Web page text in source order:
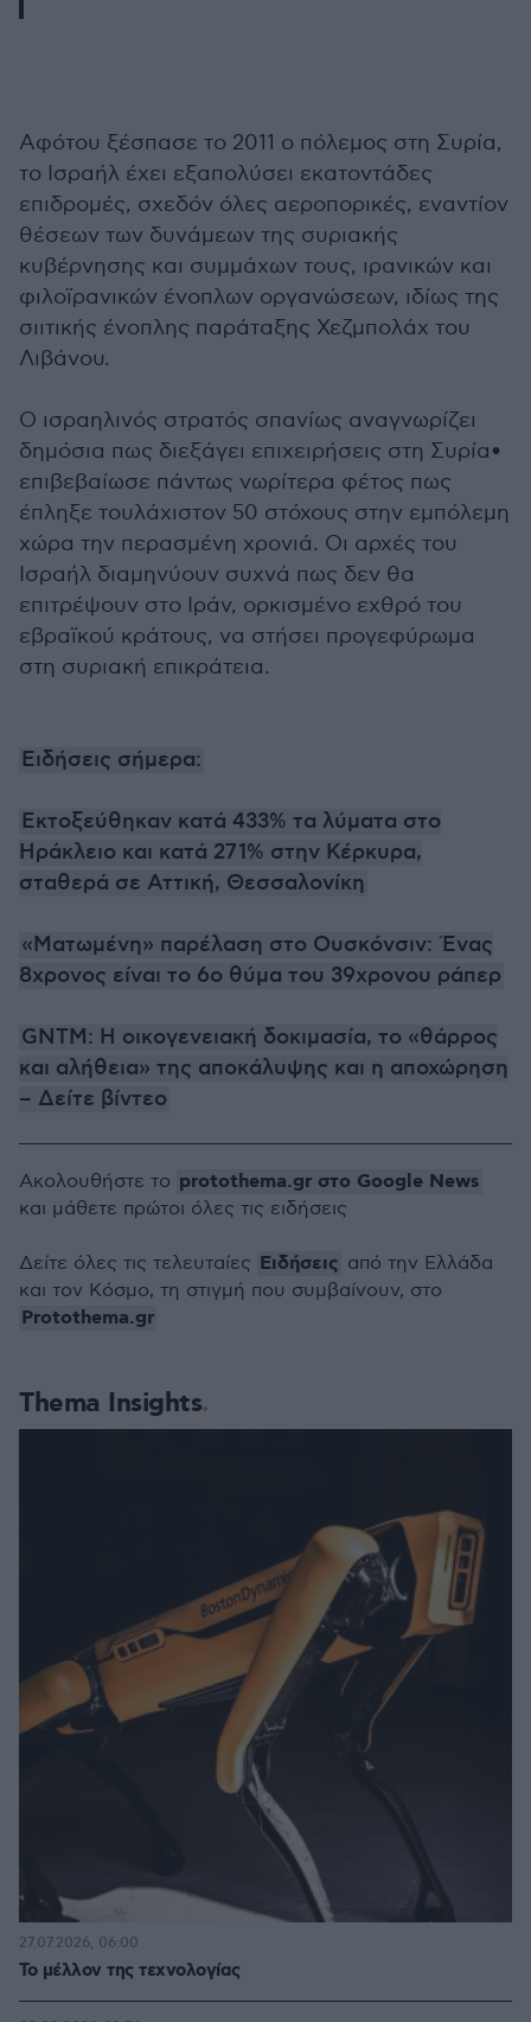
Αφότου ξέσπασε το 2011 ο πόλεμος στη Συρία,
το Ισραήλ έχει εξαπολύσει εκατοντάδες
επιδρομές, σχεδόν όλες αεροπορικές, εναντίον
θέσεων των δυνάμεων της συριακής
κυβέρνησης και συμμάχων τους, ιρανικών και
φιλοϊρανικών ένοπλων οργανώσεων, ιδίως της
σιιτικής ένοπλης παράταξης Χεζμπολάχ του
Λιβάνου.
Ο ισραηλινός στρατός σπανίως αναγνωρίζει
δημόσια πως διεξάγει επιχειρήσεις στη Συρία•
επιβεβαίωσε πάντως νωρίτερα φέτος πως
έπληξε τουλάχιστον 50 στόχους στην εμπόλεμη
χώρα την περασμένη χρονιά. Οι αρχές του
Ισραήλ διαμηνύουν συχνά πως δεν θα
επιτρέψουν στο Ιράν, ορκισμένο εχθρό του
εβραϊκού κράτους, να στήσει προγεφύρωμα
στη συριακή επικράτεια.
Ειδήσεις σήμερα:
Εκτοξεύθηκαν κατά 433% τα λύματα στο
Ηράκλειο και κατά 271% στην Κέρκυρα,
σταθερά σε Αττική, Θεσσαλονίκη
«Ματωμένη» παρέλαση στο Ουσκόνσιν: Ένας
8χρονος είναι το 6ο θύμα του 39χρονου ράπερ
GNTM: Η οικογενειακή δοκιμασία, το «θάρρος
και αλήθεια» της αποκάλυψης και η αποχώρηση
– Δείτε βίντεο
Thema Insights
Το μέλλον της τεχνολογίας
27.07.2026, 06:00
Ακολουθήστε το protothema.gr στο Google News
και μάθετε πρώτοι όλες τις ειδήσεις
Δείτε όλες τις τελευταίες Ειδήσεις από την Ελλάδα
και τον Κόσμο, τη στιγμή που συμβαίνουν, στο
Protothema.gr